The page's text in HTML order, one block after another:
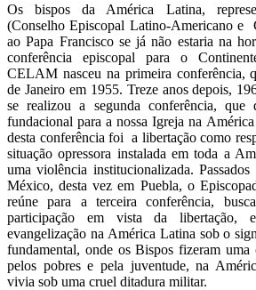
Os bispos da América Latina,
(Conselho Episcopal Latino-Americano e
ao Papa Francisco se já não estaria na
conferência episcopal para o
CELAM nasceu na primeira conferência,
de Janeiro em 1955. Treze anos depois,
se realizou a segunda conferência, que
fundacional para a nossa Igreja na
desta conferência foi a libertação como
situação opressora instalada em toda a
uma violência institucionalizada.
México, desta vez em Puebla, o
reúne para a terceira conferência,
participação em vista da libertação,
evangelização na América Latina sob o
fundamental, onde os Bispos fizeram uma
pelos pobres e pela juventude, na
vivia sob uma cruel ditadura militar.